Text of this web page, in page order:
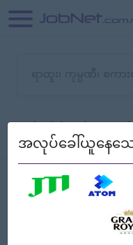
သော အလုပ်မရှိသေးပါ။
အလုပ်ခေါ်ယူနေသ